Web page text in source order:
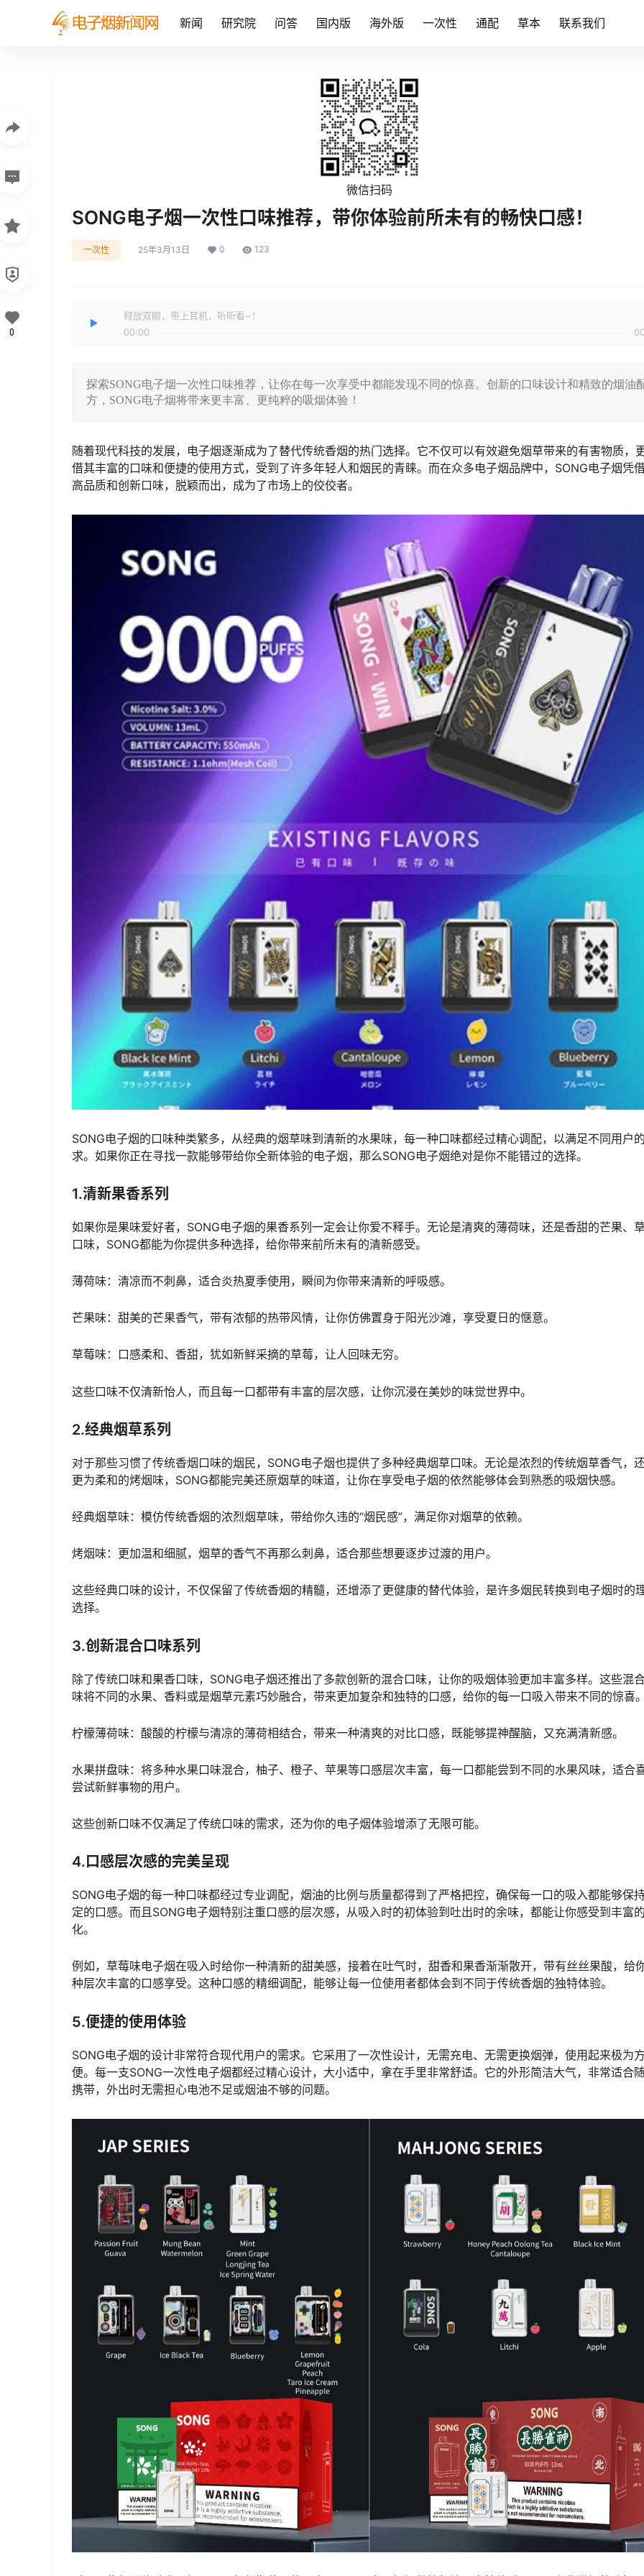
新闻 研究院 问答 国内版 海外版 一次性 通配 草本 联系我们
微信扫码
SONG电子烟一次性口味推荐，带你体验前所未有的畅快口感！
一次性 25年3月13日 0 123
释放双眼，带上耳机，听听看~！
00:00
探索SONG电子烟一次性口味推荐，让你在每一次享受中都能发现不同的惊喜。创新的口味设计和精致的烟油
方，SONG电子烟将带来更丰富、更纯粹的吸烟体验！
随着现代科技的发展，电子烟逐渐成为了替代传统香烟的热门选择。它不仅可以有效避免烟草带来的有害物质，
借其丰富的口味和便捷的使用方式，受到了许多年轻人和烟民的青睐。而在众多电子烟品牌中，SONG电子烟凭
高品质和创新口味，脱颖而出，成为了市场上的佼佼者。
SONG电子烟的口味种类繁多，从经典的烟草味到清新的水果味，每一种口味都经过精心调配，以满足不同用户
求。如果你正在寻找一款能够带给你全新体验的电子烟，那么SONG电子烟绝对是你不能错过的选择。
1.清新果香系列
如果你是果味爱好者，SONG电子烟的果香系列一定会让你爱不释手。无论是清爽的薄荷味，还是香甜的芒果、
口味，SONG都能为你提供多种选择，给你带来前所未有的清新感受。
薄荷味：清凉而不刺鼻，适合炎热夏季使用，瞬间为你带来清新的呼吸感。
芒果味：甜美的芒果香气，带有浓郁的热带风情，让你仿佛置身于阳光沙滩，享受夏日的惬意。
草莓味：口感柔和、香甜，犹如新鲜采摘的草莓，让人回味无穷。
这些口味不仅清新怡人，而且每一口都带有丰富的层次感，让你沉浸在美妙的味觉世界中。
2.经典烟草系列
对于那些习惯了传统香烟口味的烟民，SONG电子烟也提供了多种经典烟草口味。无论是浓烈的传统烟草香气，
更为柔和的烤烟味，SONG都能完美还原烟草的味道，让你在享受电子烟的依然能够体会到熟悉的吸烟快感。
经典烟草味：模仿传统香烟的浓烈烟草味，带给你久违的“烟民感”，满足你对烟草的依赖。
烤烟味：更加温和细腻，烟草的香气不再那么刺鼻，适合那些想要逐步过渡的用户。
这些经典口味的设计，不仅保留了传统香烟的精髓，还增添了更健康的替代体验，是许多烟民转换到电子烟时的
选择。
3.创新混合口味系列
除了传统口味和果香口味，SONG电子烟还推出了多款创新的混合口味，让你的吸烟体验更加丰富多样。这些混
味将不同的水果、香料或是烟草元素巧妙融合，带来更加复杂和独特的口感，给你的每一口吸入带来不同的惊喜。
柠檬薄荷味：酸酸的柠檬与清凉的薄荷相结合，带来一种清爽的对比口感，既能够提神醒脑，又充满清新感。
水果拼盘味：将多种水果口味混合，柚子、橙子、苹果等口感层次丰富，每一口都能尝到不同的水果风味，适合
尝试新鲜事物的用户。
这些创新口味不仅满足了传统口味的需求，还为你的电子烟体验增添了无限可能。
4.口感层次感的完美呈现
SONG电子烟的每一种口味都经过专业调配，烟油的比例与质量都得到了严格把控，确保每一口的吸入都能够保
定的口感。而且SONG电子烟特别注重口感的层次感，从吸入时的初体验到吐出时的余味，都能让你感受到丰富
化。
例如，草莓味电子烟在吸入时给你一种清新的甜美感，接着在吐气时，甜香和果香渐渐散开，带有丝丝果酸，给
种层次丰富的口感享受。这种口感的精细调配，能够让每一位使用者都体会到不同于传统香烟的独特体验。
5.便捷的使用体验
SONG电子烟的设计非常符合现代用户的需求。它采用了一次性设计，无需充电、无需更换烟弹，使用起来极为方
便。每一支SONG一次性电子烟都经过精心设计，大小适中，拿在手里非常舒适。它的外形简洁大气，非常适合
携带，外出时无需担心电池不足或烟油不够的问题。
0